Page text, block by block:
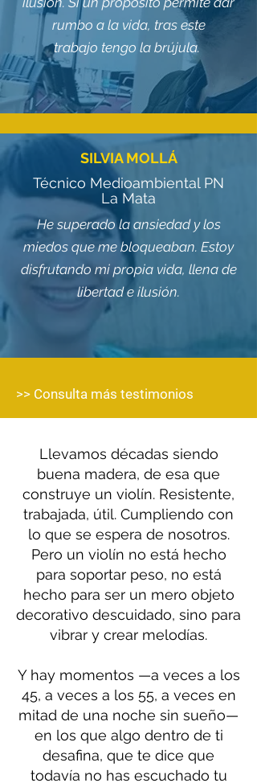
rumbo a la vida, tras este
trabajo tengo la brújula.
SILVIA MOLLÁ
Técnico Medioambiental PN
La Mata
He superado la ansiedad y los
miedos que me bloqueaban. Estoy
disfrutando mi propia vida, llena de
libertad e ilusión.
>> Consulta más testimonios
Llevamos décadas siendo
buena madera, de esa que
construye un violín. Resistente,
trabajada, útil. Cumpliendo con
lo que se espera de nosotros.
Pero un violín no está hecho
para soportar peso, no está
hecho para ser un mero objeto
decorativo descuidado, sino para
vibrar y crear melodías.
Y hay momentos —a veces a los
45, a veces a los 55, a veces en
mitad de una noche sin sueño—
en los que algo dentro de ti
desafina, que te dice que
todavía no has escuchado tu